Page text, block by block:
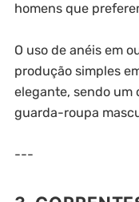
homens que
O uso de anéis em
produção simples
elegante, sendo um
guarda-roupa
---